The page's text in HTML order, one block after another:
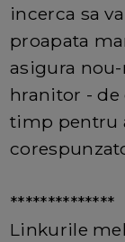
incerca sa
proapata
asigura
hranitor - de
timp pentru
**************
Linkurile